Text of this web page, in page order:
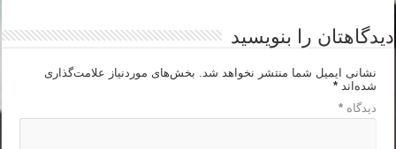
دیدگاهتان را بنویسید
نشانی ایمیل شما منتشر نخواهد شد.
بخش‌های موردنیاز علامت‌گذاری
شده‌اند*
دیدگاه*